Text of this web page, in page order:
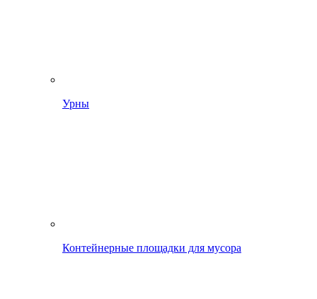
Урны
Контейнерные площадки для мусора